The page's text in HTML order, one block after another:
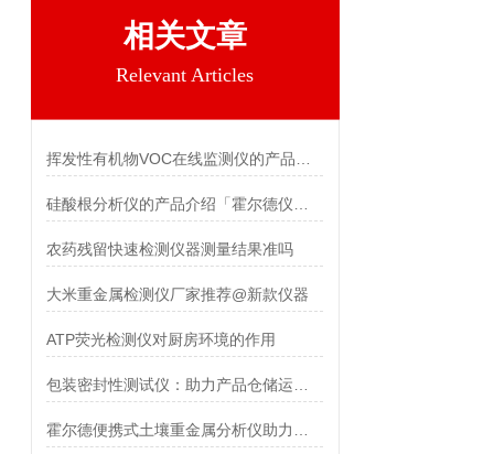
相关文章
Relevant Articles
农药残留快速检测仪器测量结果准吗
大米重金属检测仪厂家推荐@新款仪器
ATP荧光检测仪对厨房环境的作用